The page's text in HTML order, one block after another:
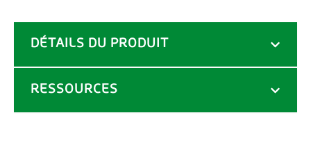
DÉTAILS DU PRODUIT
RESSOURCES